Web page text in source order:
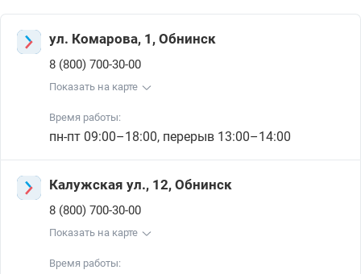
ул. Комарова, 1, Обнинск
8 (800) 700-30-00
Показать на карте
Время работы:
пн-пт 09:00–18:00, перерыв 13:00–14:00
Калужская ул., 12, Обнинск
8 (800) 700-30-00
Показать на карте
Время работы: